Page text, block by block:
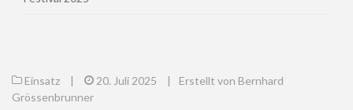
Einsatz | 20. Juli 2025 |
Erstellt von Bernhard
Grössenbrunner